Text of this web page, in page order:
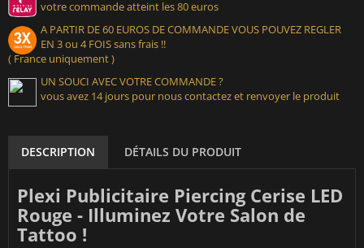
votre commande atteint les 80 euros
A PARTIR DE 60 EUROS DE COMMANDE VOUS POUVEZ REGLER
EN 3 ou 4 FOIS sans frais !!
( France uniquement )
UN SOUCI AVEC VOTRE COMMANDE ?
vous avez 14 jours pour nous contactez et renvoyer le produit
DESCRIPTION DÉTAILS DU PRODUIT
Plexi Publicitaire Piercing Cerise LED
Rouge - Illuminez Votre Salon de
Tattoo !